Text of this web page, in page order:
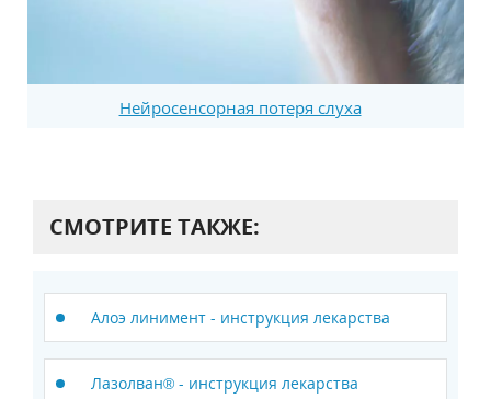
Нейросенсорная потеря слуха
СМОТРИТЕ ТАКЖЕ:
Алоэ линимент - инструкция лекарства
Лазолван® - инструкция лекарства